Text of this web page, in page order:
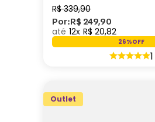
R$ 339,90
Por:R$ 249,90
12 R$ 20,82
26%OFF
1
Outlet